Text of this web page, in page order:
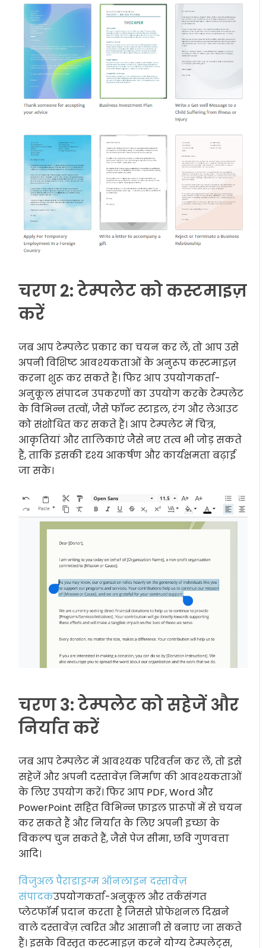
चरण 2: टेम्पलेट को कस्टमाइज़
करें
जब आप टेम्पलेट प्रकार का चयन कर लें, तो आप उसे
अपनी विशिष्ट आवश्यकताओं के अनुरूप कस्टमाइज़
करना शुरू कर सकते हैं। फिर आप उपयोगकर्ता-
अनुकूल संपादन उपकरणों का उपयोग करके टेम्पलेट
के विभिन्न तत्वों, जैसे फॉन्ट स्टाइल, रंग और लेआउट
को संशोधित कर सकते हैं। आप टेम्पलेट में चित्र,
आकृतियां और तालिकाएं जैसे नए तत्व भी जोड़ सकते
हैं, ताकि इसकी दृश्य आकर्षण और कार्यक्षमता बढ़ाई
जा सके।
चरण 3: टेम्पलेट को सहेजें और
निर्यात करें
जब आप टेम्पलेट में आवश्यक परिवर्तन कर लें, तो इसे
सहेजें और अपनी दस्तावेज़ निर्माण की आवश्यकताओं
के लिए उपयोग करें। फिर आप PDF, Word और
PowerPoint सहित विभिन्न फ़ाइल प्रारूपों में से चयन
कर सकते हैं और निर्यात के लिए अपनी इच्छा के
विकल्प चुन सकते हैं, जैसे पेज सीमा, छवि गुणवत्ता
आदि।
विजुअल पैराडाइग्म ऑनलाइन दस्तावेज़
संपादकउपयोगकर्ता-अनुकूल और तर्कसंगत
प्लेटफॉर्म प्रदान करता है जिससे प्रोफेशनल दिखने
वाले दस्तावेज़ त्वरित और आसानी से बनाए जा सकते
हैं। इसके विस्तृत कस्टमाइज़ करने योग्य टेम्पलेट्स,